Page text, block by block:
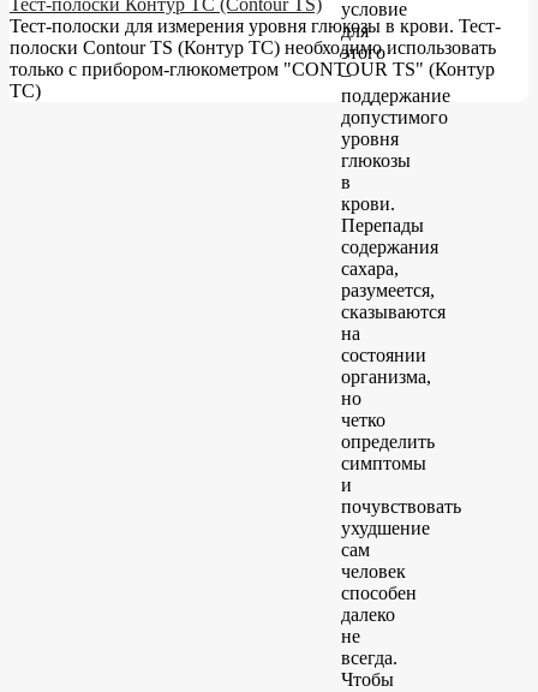
Тест-полоски Контур ТС (Contour TS)
Тест-полоски для измерения уровня глюкозы в крови. Тест-
полоски Contour TS (Контур ТС) необходимо использовать
только с прибором-глюкометром "CONTOUR TS" (Контур
ТС)
условие
для
этого
–
поддержание
допустимого
уровня
глюкозы
в
крови.
Перепады
содержания
сахара,
разумеется,
сказываются
на
состоянии
организма,
но
четко
определить
симптомы
и
почувствовать
ухудшение
сам
человек
способен
далеко
не
всегда.
Чтобы